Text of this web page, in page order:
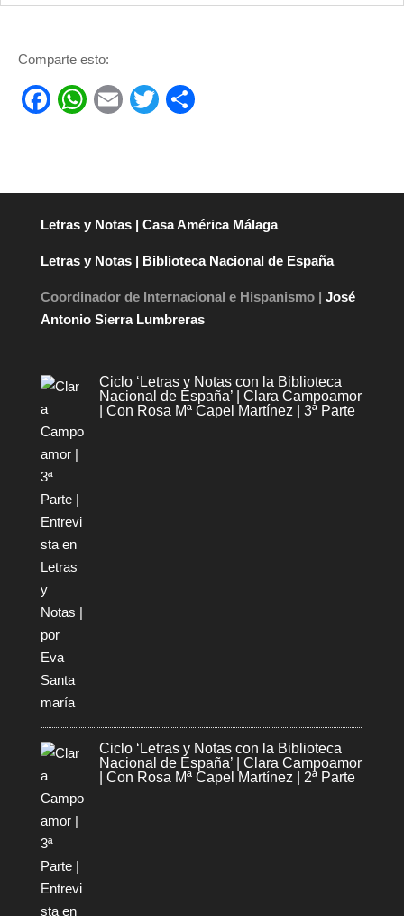
Comparte esto:
F
e
b
o
k
W
s
A
p
p
E
T
er p
ar
Letras y Notas | Casa América Málaga
Letras y Notas | Biblioteca Nacional de España
Coordinador de Internacional e Hispanismo | José
Antonio Sierra Lumbreras
Ciclo ‘Letras y Notas con la Biblioteca
Nacional de España’ | Clara Campoamor
| Con Rosa Mª Capel Martínez | 3ª Parte
Ciclo ‘Letras y Notas con la Biblioteca
Nacional de España’ | Clara Campoamor
| Con Rosa Mª Capel Martínez | 2ª Parte